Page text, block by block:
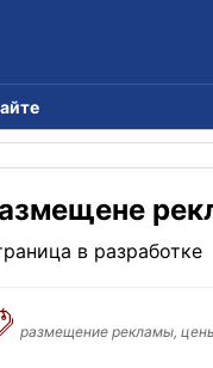
в разработке
размещение рекламы,